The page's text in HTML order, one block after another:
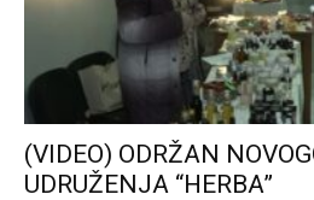
(VIDEO) ODRŽAN
UDRUŽENJA “HERBA”